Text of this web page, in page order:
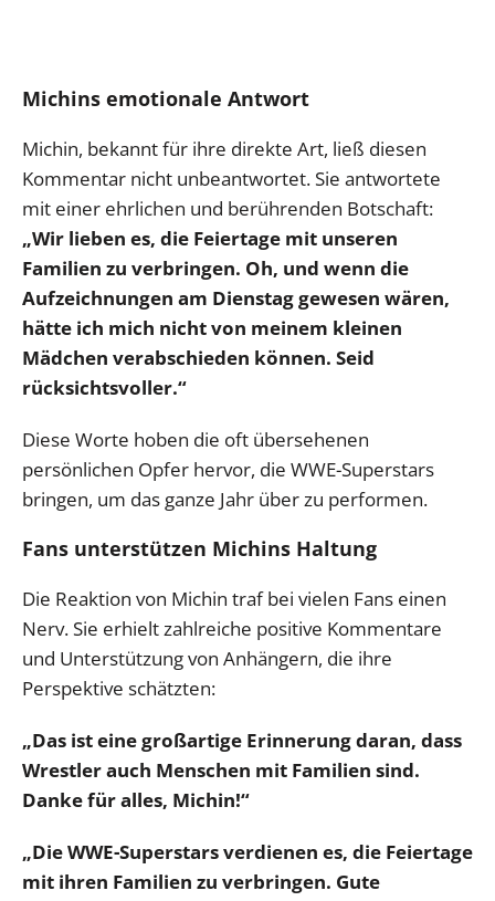
Michins emotionale Antwort
Michin, bekannt für ihre direkte Art, ließ diesen
Kommentar nicht unbeantwortet. Sie antwortete
mit einer ehrlichen und berührenden Botschaft:
„Wir lieben es, die Feiertage mit unseren
Familien zu verbringen. Oh, und wenn die
Aufzeichnungen am Dienstag gewesen wären,
hätte ich mich nicht von meinem kleinen
Mädchen verabschieden können. Seid
rücksichtsvoller.“
Diese Worte hoben die oft übersehenen
persönlichen Opfer hervor, die WWE-Superstars
bringen, um das ganze Jahr über zu performen.
Fans unterstützen Michins Haltung
Die Reaktion von Michin traf bei vielen Fans einen
Nerv. Sie erhielt zahlreiche positive Kommentare
und Unterstützung von Anhängern, die ihre
Perspektive schätzten:
„Das ist eine großartige Erinnerung daran, dass
Wrestler auch Menschen mit Familien sind.
Danke für alles, Michin!“
„Die WWE-Superstars verdienen es, die Feiertage
mit ihren Familien zu verbringen. Gute